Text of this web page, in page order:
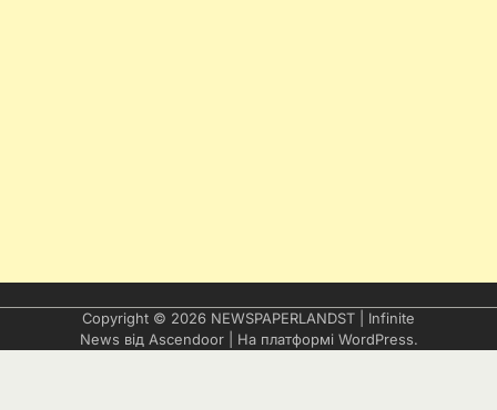
Copyright © 2026 NEWSPAPERLANDST | Infinite
News від Ascendoor| На платформі WordPress.